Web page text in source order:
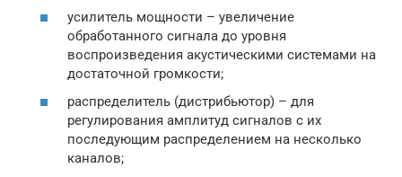
усилитель мощности – увеличение
обработанного сигнала до уровня
воспроизведения акустическими системами на
достаточной громкости;
распределитель (дистрибьютор) – для
регулирования амплитуд сигналов с их
последующим распределением на несколько
каналов;